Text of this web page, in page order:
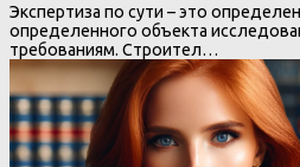
Экспертиза по сути – это
определенного объекта
требованиям. Строител…